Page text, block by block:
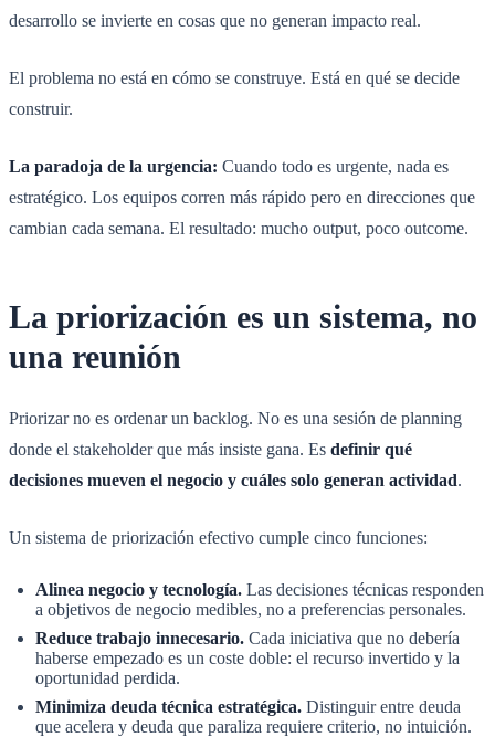
desarrollo se invierte en cosas que no generan impacto real.
El problema no está en cómo se construye. Está en qué se decide
construir.
La paradoja de la urgencia: Cuando todo es urgente, nada es
estratégico. Los equipos corren más rápido pero en direcciones que
cambian cada semana. El resultado: mucho output, poco outcome.
La priorización es un sistema, no
una reunión
Priorizar no es ordenar un backlog. No es una sesión de planning
donde el stakeholder que más insiste gana. Es definir qué
decisiones mueven el negocio y cuáles solo generan actividad.
Un sistema de priorización efectivo cumple cinco funciones:
Alinea negocio y tecnología. Las decisiones técnicas responden
a objetivos de negocio medibles, no a preferencias personales.
Reduce trabajo innecesario. Cada iniciativa que no debería
haberse empezado es un coste doble: el recurso invertido y la
oportunidad perdida.
Minimiza deuda técnica estratégica. Distinguir entre deuda
que acelera y deuda que paraliza requiere criterio, no intuición.